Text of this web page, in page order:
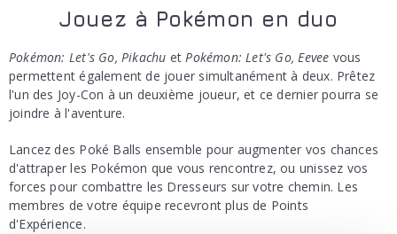
Jouez à Pokémon en duo
Pokémon: Let's Go, Pikachu etPokémon: Let's Go, Eevee vous
permettent également de jouer simultanément à deux. Prêtez
l'un des Joy-Con à un deuxième joueur, et ce dernier pourra se
joindre à l'aventure.
Lancez des Poké Balls ensemble pour augmenter vos chances
d'attraper les Pokémon que vous rencontrez, ou unissez vos
forces pour combattre les Dresseurs sur votre chemin. Les
membres de votre équipe recevront plus de Points
d'Expérience.